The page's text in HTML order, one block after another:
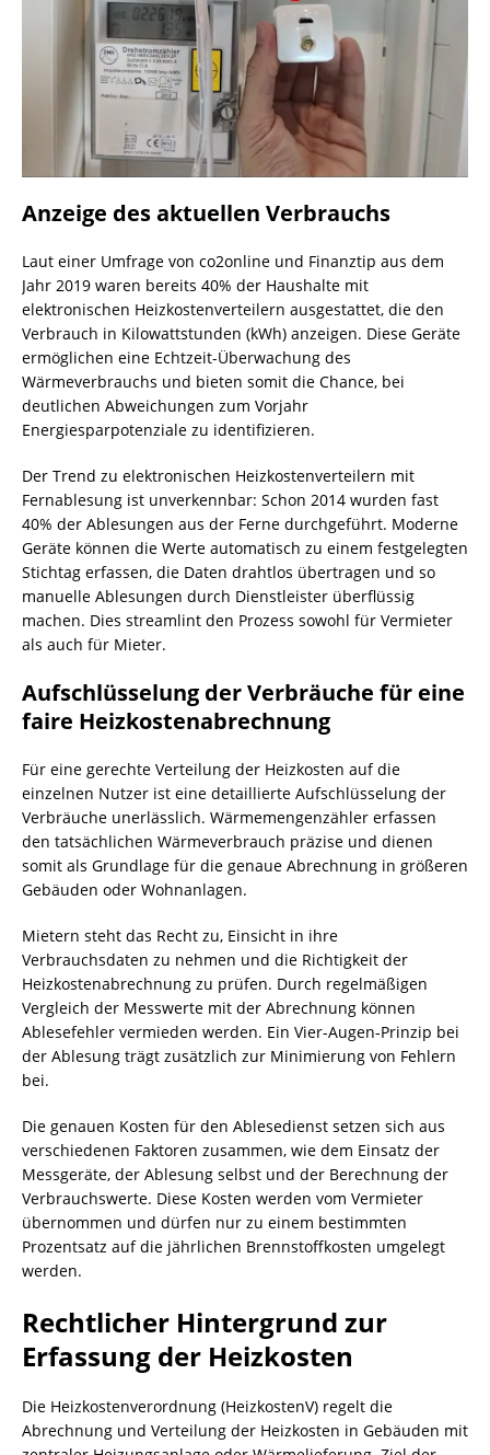
Anzeige des aktuellen Verbrauchs
Laut einer Umfrage von co2online und Finanztip aus dem
Jahr 2019 waren bereits 40% der Haushalte mit
elektronischen Heizkostenverteilern ausgestattet, die den
Verbrauch in Kilowattstunden (kWh) anzeigen. Diese Geräte
ermöglichen eine Echtzeit-Überwachung des
Wärmeverbrauchs und bieten somit die Chance, bei
deutlichen Abweichungen zum Vorjahr
Energiesparpotenziale zu identifizieren.
Der Trend zu elektronischen Heizkostenverteilern mit
Fernablesung ist unverkennbar: Schon 2014 wurden fast
40% der Ablesungen aus der Ferne durchgeführt. Moderne
Geräte können die Werte automatisch zu einem festgelegten
Stichtag erfassen, die Daten drahtlos übertragen und so
manuelle Ablesungen durch Dienstleister überflüssig
machen. Dies streamlint den Prozess sowohl für Vermieter
als auch für Mieter.
Aufschlüsselung der Verbräuche für eine
faire Heizkostenabrechnung
Für eine gerechte Verteilung der Heizkosten auf die
einzelnen Nutzer ist eine detaillierte Aufschlüsselung der
Verbräuche unerlässlich. Wärmemengenzähler erfassen
den tatsächlichen Wärmeverbrauch präzise und dienen
somit als Grundlage für die genaue Abrechnung in größeren
Gebäuden oder Wohnanlagen.
Mietern steht das Recht zu, Einsicht in ihre
Verbrauchsdaten zu nehmen und die Richtigkeit der
Heizkostenabrechnung zu prüfen. Durch regelmäßigen
Vergleich der Messwerte mit der Abrechnung können
Ablesefehler vermieden werden. Ein Vier-Augen-Prinzip bei
der Ablesung trägt zusätzlich zur Minimierung von Fehlern
bei.
Die genauen Kosten für den Ablesedienst setzen sich aus
verschiedenen Faktoren zusammen, wie dem Einsatz der
Messgeräte, der Ablesung selbst und der Berechnung der
Verbrauchswerte. Diese Kosten werden vom Vermieter
übernommen und dürfen nur zu einem bestimmten
Prozentsatz auf die jährlichen Brennstoffkosten umgelegt
werden.
Rechtlicher Hintergrund zur
Erfassung der Heizkosten
Die Heizkostenverordnung (HeizkostenV) regelt die
Abrechnung und Verteilung der Heizkosten in Gebäuden mit